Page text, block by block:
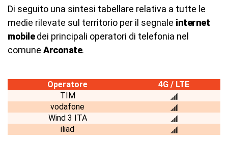
Di seguito una sintesi tabellare relativa a tutte le
medie rilevate sul territorio per il segnale internet
mobiledei principali operatori di telefonia nel
comune Arconate.
Operatore
4G / LTE
TIM
vodafone
Wind 3 ITA
iliad